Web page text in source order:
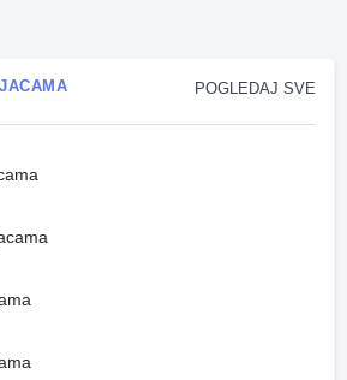
POGLEDAJ SVE